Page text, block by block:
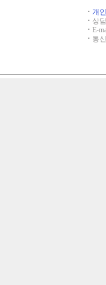
ㆍ 개
ㆍ 상
ㆍ E-
ㆍ 통